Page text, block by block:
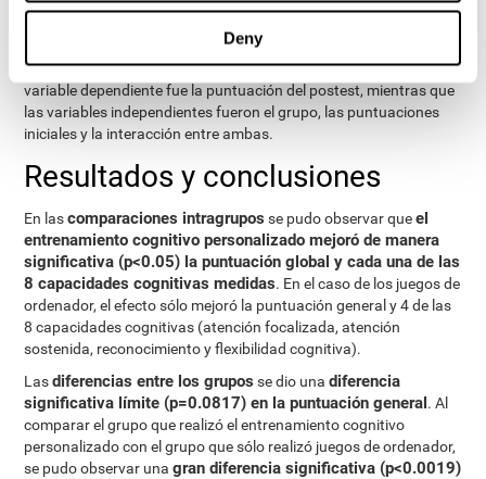
Deny
tiempo, el grupo y la interacción de éstas.
modelos lineales generales
comparar la diferencia entre ambos grupos en el postest. La
variable dependiente fue la puntuación del postest, mientras que
las variables independientes fueron el grupo, las puntuaciones
iniciales y la interacción entre ambas.
Resultados y conclusiones
En lascomparaciones intragrupos se pudo observar queel
entrenamiento cognitivo personalizado mejoró de manera
significativa (p<0.05) la puntuación global y cada una de las
8 capacidades cognitivas medidas. En el caso de los juegos de
ordenador, el efecto sólo mejoró la puntuación general y 4 de las
8 capacidades cognitivas (atención focalizada, atención
sostenida, reconocimiento y flexibilidad cognitiva).
Lasdiferencias entre los grupos se dio unadiferencia
significativa límite (p=0.0817) en la puntuación general. Al
comparar el grupo que realizó el entrenamiento cognitivo
personalizado con el grupo que sólo realizó juegos de ordenador,
se pudo observar unagran diferencia significativa (p<0.0019)